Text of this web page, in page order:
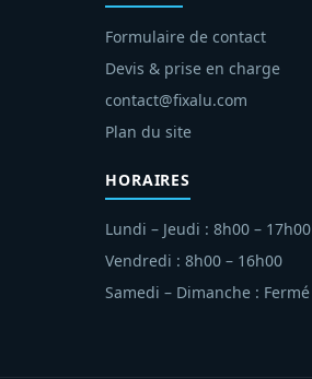
Formulaire de contact
Devis & prise en charge
contact@fixalu.com
Plan du site
HORAIRES
Lundi – Jeudi : 8h00 – 17h00
Vendredi : 8h00 – 16h00
Samedi – Dimanche : Fermé